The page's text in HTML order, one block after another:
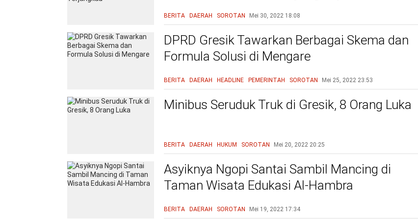
BERITA DAERAH SOROTAN Mei 30, 2022 18:08
DPRD Gresik Tawarkan Berbagai Skema dan
Formula Solusi di Mengare
BERITA DAERAH HEADLINE PEMERINTAH SOROTAN Mei 25, 2022 23:53
Minibus Seruduk Truk di Gresik, 8 Orang Luka
BERITA DAERAH HUKUM SOROTAN Mei 20, 2022 20:25
Asyiknya Ngopi Santai Sambil Mancing di
Taman Wisata Edukasi Al-Hambra
BERITA DAERAH SOROTAN Mei 19, 2022 17:34